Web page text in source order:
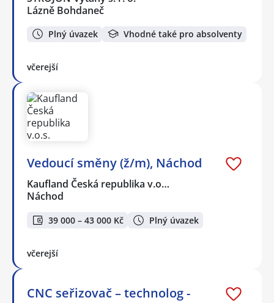
Lázně Bohdaneč
Plný úvazek Vhodné také pro absolventy
včerejší
Vedoucí směny (ž/m), Náchod
Kaufland Česká republika v.o…
Náchod
39 000 – 43 000 Kč Plný úvazek
včerejší
CNC seřizovač – technolog -